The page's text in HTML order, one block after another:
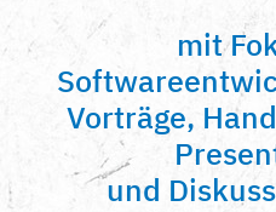
mit
Vorträge,
und